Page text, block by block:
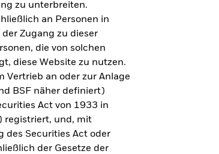
Altersvorsorge. Wie
Ihre Altersvorsorge?
zu unterbreiten.
an Personen in
Zugang zu dieser
die von solchen
diese Website zu nutzen.
Vertrieb an oder zur Anlage
BSF näher definiert)
Act von 1933 in
registriert, und, mit
des Securities Act oder
der Gesetze der